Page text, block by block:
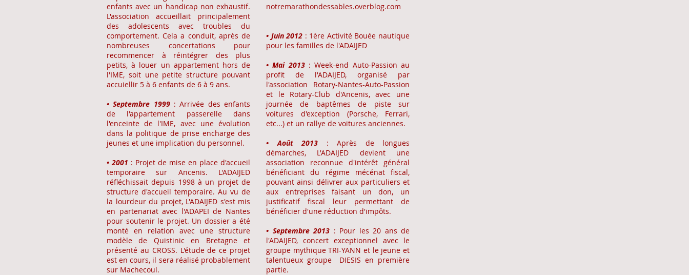
enfants avec un handicap non exhaustif.
L'association accueillait principalement
des adolescents avec troubles du
comportement. Cela a conduit, après de
nombreuses concertations pour
recommencer à réintégrer des plus
petits, à louer un appartement hors de
l'IME, soit une petite structure pouvant
accuiellir 5 à 6 enfants de 6 à 9 ans.
• Septembre 1999: Arrivée des enfants
de l'appartement passerelle dans
l'enceinte de l'IME, avec une évolution
dans la politique de prise encharge des
jeunes et une implication du personnel.
• 2001 : Projet de mise en place d'accueil
temporaire sur Ancenis. L'ADAIJED
réfléchissait depuis 1998 à un projet de
structure d'accueil temporaire. Au vu de
la lourdeur du projet, L'ADAIJED s'est mis
en partenariat avec l'ADAPEI de Nantes
pour soutenir le projet. Un dossier a été
monté en relation avec une structure
modèle de Quistinic en Bretagne et
présenté au CROSS. L'étude de ce projet
est en cours, il sera réalisé probablement
sur Machecoul.
notremarathondessables.overblog.com
• Juin 2012 : 1ère Activité Bouée nautique
pour les familles de l'ADAIJED
• Mai 2013: Week-end Auto-Passion au
profit de l'ADAIJED, organisé par
l'association Rotary-Nantes-Auto-Passion
et le Rotary-Club d'Ancenis, avec une
journée de baptêmes de piste sur
voitures d'exception (Porsche, Ferrari,
etc...) et un rallye de voitures anciennes.
• Août 2013 : Après de longues
démarches, L'ADAIJED devient une
association reconnue d'intérêt général
bénéficiant du régime mécénat fiscal,
pouvant ainsi délivrer aux particuliers et
aux entreprises faisant un don, un
justificatif fiscal leur permettant de
bénéficier d'une réduction d'impôts.
• Septembre 2013 : Pour les 20 ans de
l'ADAIJED, concert exceptionnel avec le
groupe mythique TRI-YANN et le jeune et
talentueux groupe DIESIS en première
partie.